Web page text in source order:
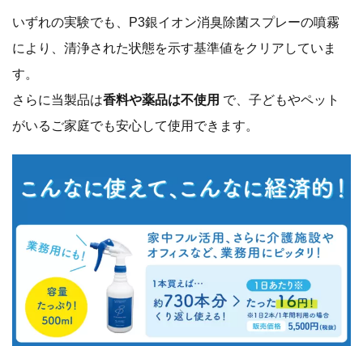
いずれの実験でも、P3銀イオン消臭除菌スプレーの噴霧
により、清浄された状態を示す基準値をクリアしていま
す。
さらに当製品は香料や薬品は不使用 で、子どもやペット
がいるご家庭でも安心して使用できます。